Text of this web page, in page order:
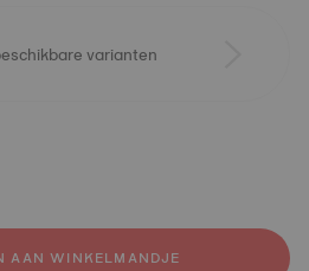
varianten
AAN WINKELMANDJE